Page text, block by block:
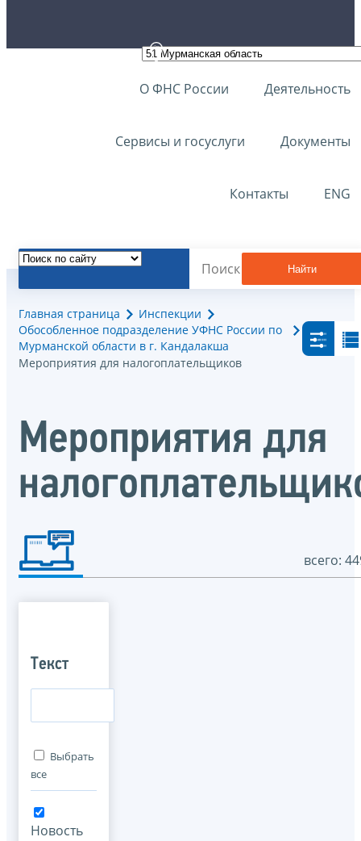
О ФНС России Деятельность
Сервисы и госуслуги Документы
Контакты ENG
Найти
Главная страница
Инспекции
Обособленное подразделение УФНС России по
Мурманской области в г. Кандалакша
Мероприятия для налогоплательщиков
Мероприятия для
всего:
Текст
Выбрать
все
Новость